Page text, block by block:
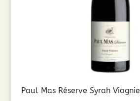
Paul Mas Réserve Syrah